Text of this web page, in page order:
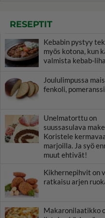
RESEPTIT
Kebabin pystyy
myös kotona, kun
valmista kebab-
Joululimpussa
fenkoli, pomeranssi
Unelmatorttu on
suussasulava
Koristele
marjoilla. Ja syö
muut ehtivät!
Kikhernepihvit on
ratkaisu arjen
Makaronilaatikko